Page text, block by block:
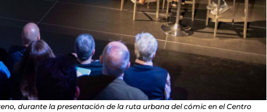
durante la presentación de la ruta urbana del cómic en el Centro